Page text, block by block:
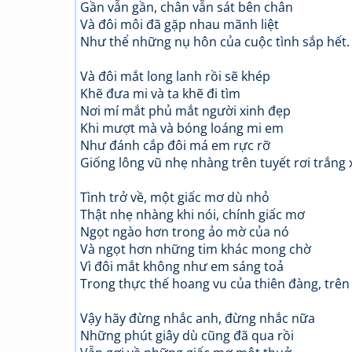
Gần vẫn gần, chân vẫn sát bên chân
Và đôi môi đã gặp nhau mãnh liệt
Như thể những nụ hôn của cuộc tình sắp hết.
Và đôi mắt long lanh rồi sẽ khép
Khẽ đưa mi và ta khẽ đi tìm
Nơi mí mắt phủ mắt người xinh đẹp
Khi mượt mà và bóng loáng mi em
Như đánh cắp đôi má em rực rỡ
Giống lông vũ nhẹ nhàng trên tuyết rơi trắng
Tình trở về, một giấc mơ dù nhỏ
Thật nhẹ nhàng khi nói, chính giấc mơ
Ngọt ngào hơn trong ảo mờ của nó
Và ngọt hơn những tim khác mong chờ
Vì đôi mắt không như em sáng toả
Trong thực thế hoang vu của thiên đàng, trên
Vậy hãy đừng nhắc anh, đừng nhắc nữa
Những phút giây dù cũng đã qua rồi